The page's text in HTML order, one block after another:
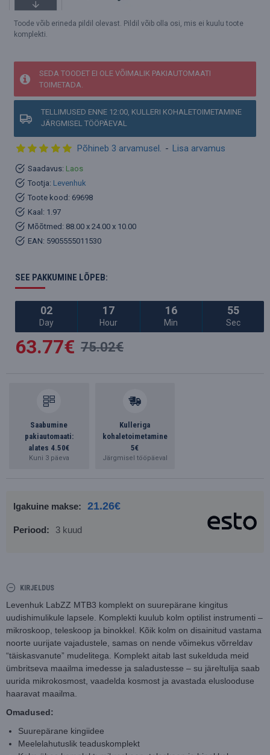
Toode võib erineda pildil olevast. Pildil võib olla osi, mis ei kuulu toote
komplekti.
SEDA TOODET EI OLE VÕIMALIK PAKIAUTOMAATI
TOIMETADA.
TELLIMUSED ENNE 12:00, KULLERI KOHALETOIMETAMINE
JÄRGMISEL TÖÖPÄEVAL
Saadavus: Laos
Tootja: Levenhuk
Toote kood: 69698
Kaal: 1.97
Mõõtmed: 88.00 x 24.00 x 10.00
EAN: 5905555011530
Põhineb 3 arvamusel. - Lisa arvamus
SEE PAKKUMINE LÕPEB:
02
Day
17
Hour
16
Min
54
Sec
63.77€ 75.02€
Saabumine
pakiautomaati:
alates 4.50€
Kuni 3 päeva
Kulleriga
kohaletoimetamine
5€
Järgmisel tööpäeval
Igakuine makse: 21.26€
Periood: 3 kuud
KIRJELDUS
Levenhuk LabZZ MTB3 komplekt on suurepärane kingitus
uudishimulikule lapsele. Komplekti kuulub kolm optilist instrumenti –
mikroskoop, teleskoop ja binokkel. Kõik kolm on disainitud vastama
noorte uurijate vajadustele, samas on nende võimekus võrreldav
“täiskasvanute” mudelitega. Komplekt aitab last sukelduda meid
ümbritseva maailma imedesse ja saladustesse – su järeltulija saab
uurida mikrokosmost, vaadelda kosmost ja avastada eluslooduse
haaravat maailma.
Omadused:
Suurepärane kingiidee
Meelelahutuslik teaduskomplekt